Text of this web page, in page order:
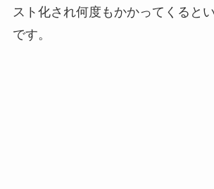
スト化され何度もかかってくると
です。